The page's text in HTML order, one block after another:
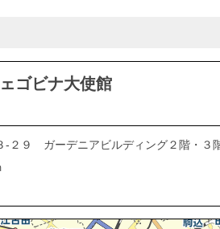
ゴビナ大使館
-２９ ガーデニアビルディング２階・３